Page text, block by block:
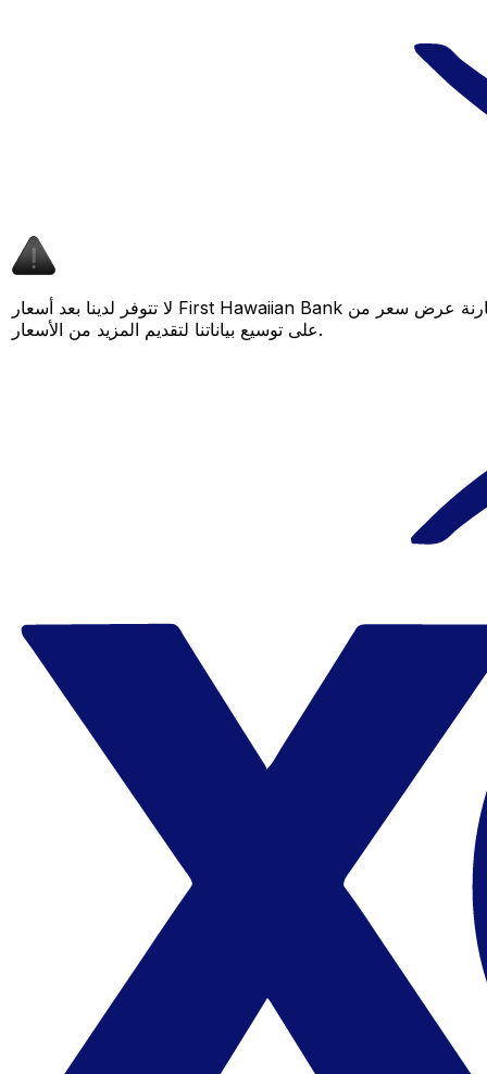
لا تتوفر لدينا بعد أسعار First Hawaiian Bank لهذا الزوج من العملات، لكن لا يزال بإمكانك مقارنة عرض سعر من First Hawaiian Bank بسعر Xe المباشر لمعرفة التوفير المحتمل. عد لاحقًا، فنحن نعمل باستمرار
على توسيع بياناتنا لتقديم المزيد من الأسعار.